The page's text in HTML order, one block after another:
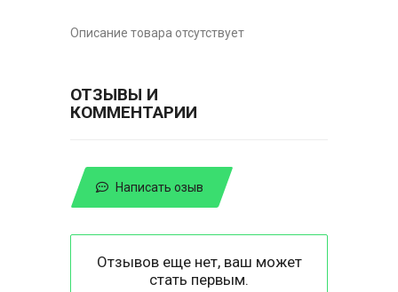
Описание товара отсутствует
ОТЗЫВЫ И
КОММЕНТАРИИ
Написать озыв
Отзывов еще нет, ваш может
стать первым.